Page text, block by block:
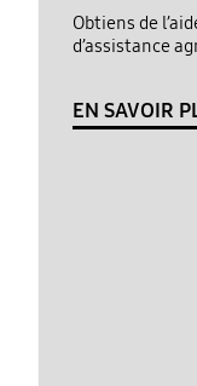
Obtiens de
d’assistance
EN SAVOIR